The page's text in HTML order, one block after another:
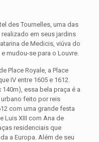
des Tournelles, uma das
em seus jardins
de Medicis, viúva do
mudou-se para o Louvre.
Place Royale, a Place
IV entre 1605 e 1612.
essa bela praça é a
feito por reis
com uma grande festa
Luis XIII com Ana de
residenciais que
a Europa. Além de seu